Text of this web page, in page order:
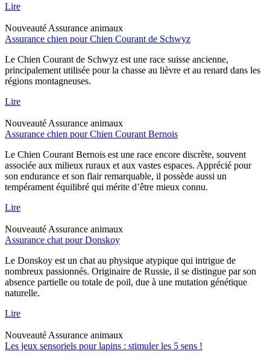
Lire
Nouveauté Assurance animaux
Assurance chien pour Chien Courant de Schwyz
Le Chien Courant de Schwyz est une race suisse ancienne,
principalement utilisée pour la chasse au lièvre et au renard dans les
régions montagneuses.
Lire
Nouveauté Assurance animaux
Assurance chien pour Chien Courant Bernois
Le Chien Courant Bernois est une race encore discrète, souvent
associée aux milieux ruraux et aux vastes espaces. Apprécié pour
son endurance et son flair remarquable, il possède aussi un
tempérament équilibré qui mérite d’être mieux connu.
Lire
Nouveauté Assurance animaux
Assurance chat pour Donskoy
Le Donskoy est un chat au physique atypique qui intrigue de
nombreux passionnés. Originaire de Russie, il se distingue par son
absence partielle ou totale de poil, due à une mutation génétique
naturelle.
Lire
Nouveauté Assurance animaux
Les jeux sensoriels pour lapins : stimuler les 5 sens !